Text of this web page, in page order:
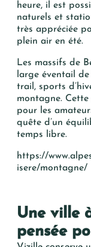
heure, il est
naturels et
très appréciée
plein air en été.
Les massifs de
large éventail de
trail, sports
montagne.
pour les
quête d’un
temps libre.
https://
isere/montagne/
Une ville
pensée